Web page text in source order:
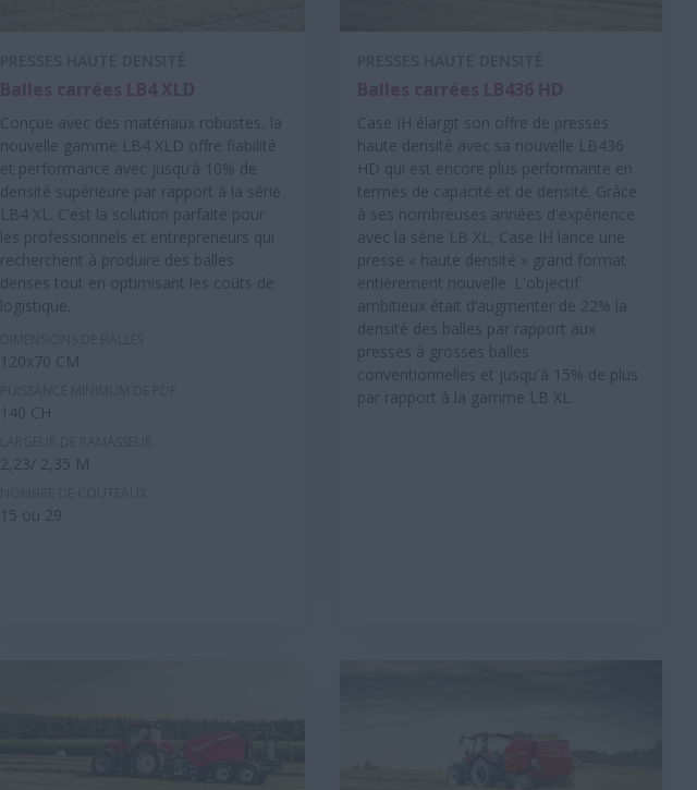
Conçue avec des matériaux robustes, la
nouvelle gamme LB4 XLD offre fiabilité
et performance avec jusqu’à 10% de
densité supérieure par rapport à la série
LB4 XL. C’est la solution parfaite pour
les professionnels et entrepreneurs qui
recherchent à produire des balles
denses tout en optimisant les coûts de
logistique.
120x70 CM
140 CH
2,23/ 2,35 M
15 ou 29
Case IH élargit son offre de presses
haute densité avec sa nouvelle LB436
HD qui est encore plus performante en
termes de capacité et de densité. Grâce
à ses nombreuses années d'expérience
avec la série LB XL, Case IH lance une
presse « haute densité » grand format
entièrement nouvelle. L'objectif
ambitieux était d’augmenter de 22% la
densité des balles par rapport aux
presses à grosses balles
conventionnelles et jusqu'à 15% de plus
par rapport à la gamme LB XL.